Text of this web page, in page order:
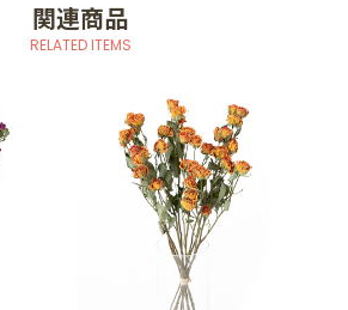
関連商品
RELATED ITEMS